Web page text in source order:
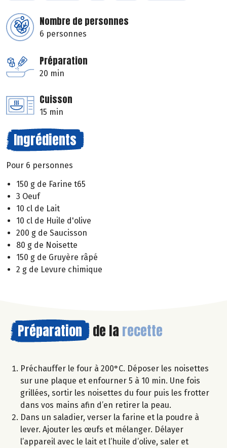
Nombre de personnes
6 personnes
Préparation
20 min
Cuisson
15 min
Ingrédients
Pour 6 personnes
150 g de Farine t65
3 Oeuf
10 cl de Lait
10 cl de Huile d'olive
200 g de Saucisson
80 g de Noisette
150 g de Gruyère râpé
2 g de Levure chimique
Préparation de la recette
Préchauffer le four à 200°C. Déposer les noisettes
sur une plaque et enfourner 5 à 10 min. Une fois
grillées, sortir les noisettes du four puis les frotter
dans vos mains afin d’en retirer la peau.
Dans un saladier, verser la farine et la poudre à
lever. Ajouter les œufs et mélanger. Délayer
l’appareil avec le lait et l’huile d’olive, saler et